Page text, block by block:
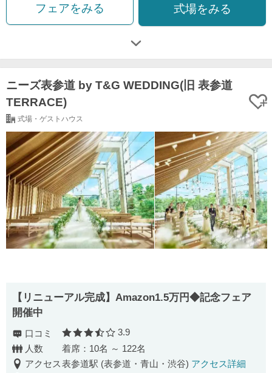
フェアをみる 式場をみる
ニーズ表参道 by T&G WEDDING(旧 表参道
TERRACE)
式場・ゲストハウス
【リニューアル完成】Amazon1.5万円◆記念フェア
開催中
口コミ 口コミ評価
3.9
人数
着席：10名 ～ 122名
アクセス表参道駅 (表参道・青山・渋谷) アクセス詳細